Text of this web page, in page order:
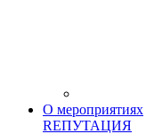
О мероприятиях
RЕПУТАЦИЯ